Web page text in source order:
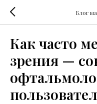
Блог
Как часто
зрения —